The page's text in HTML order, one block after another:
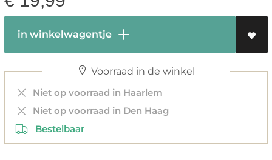
in winkelwagentje
Voorraad in de winkel
Niet op voorraad in Haarlem
Niet op voorraad in Den Haag
Bestelbaar